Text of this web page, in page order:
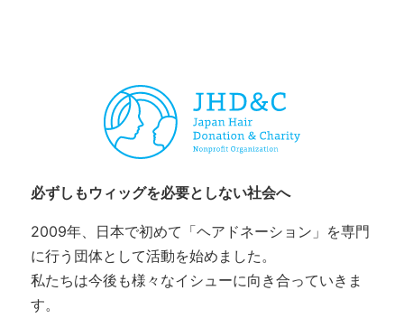
必ずしもウィッグを必要としない社会へ
2009年、日本で初めて「ヘアドネーション」を専門
に行う団体として活動を始めました。
私たちは今後も様々なイシューに向き合っていきま
す。